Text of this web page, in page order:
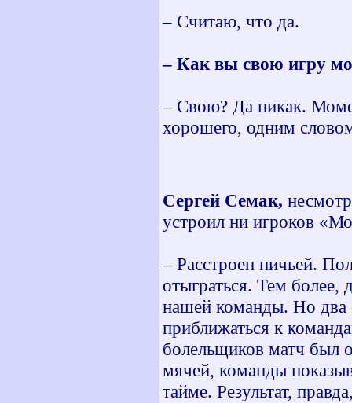
– Считаю, что да.
– Как вы свою игру
– Свою? Да никак.
хорошего, одним
Сергей Семак,
устроил ни игроков
– Расстроен ничьей.
отыграться. Тем более,
нашей команды. Но два
приближаться к
болельщиков матч был
мячей, команды
тайме. Результат,